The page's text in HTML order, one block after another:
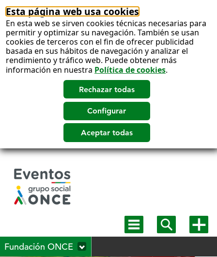
Esta página web usa cookies
En esta web se sirven cookies técnicas necesarias para
permitir y optimizar su navegación. También se usan
cookies de terceros con el fin de ofrecer publicidad
basada en sus hábitos de navegación y analizar el
rendimiento y tráfico web. Puede obtener más
información en nuestra Política de cookies.
Mostrar
menú
Mostrar
buscadormás
Fundación ONCE